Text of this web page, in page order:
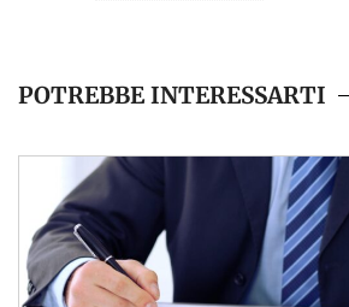
POTREBBE INTERESSARTI